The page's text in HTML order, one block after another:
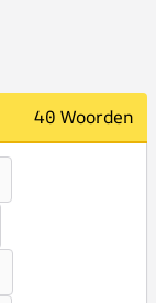
40 Woorden